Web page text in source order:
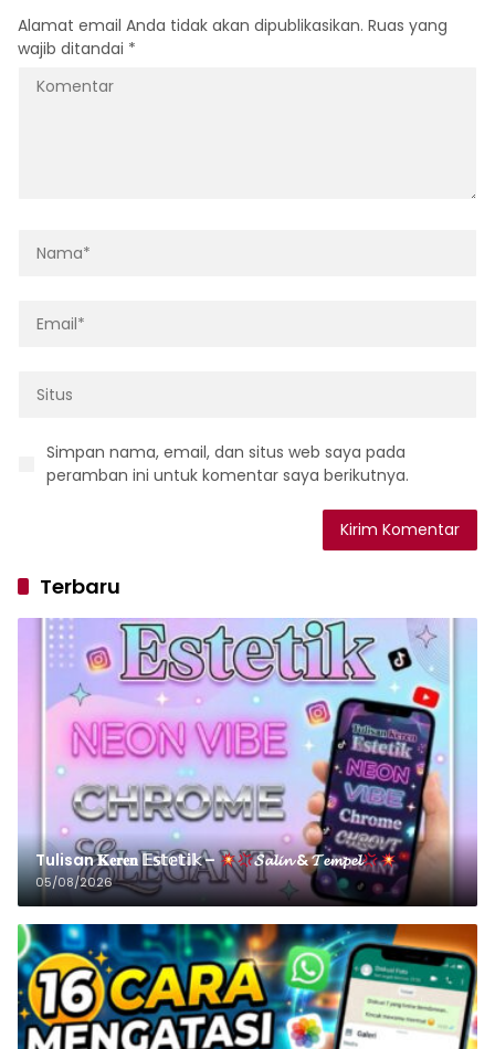
Alamat email Anda tidak akan dipublikasikan. Ruas yang
wajib ditandai *
Simpan nama, email, dan situs web saya pada
peramban ini untuk komentar saya berikutnya.
Terbaru
Tulisan 𝐊𝐞𝐫𝐞𝐧 𝔼𝕤𝕥𝕖𝕥𝕚𝕜 – 𝓢𝓪𝓵𝓲𝓷 & 𝓣𝓮𝓶𝓹𝓮𝓵
05/08/2026